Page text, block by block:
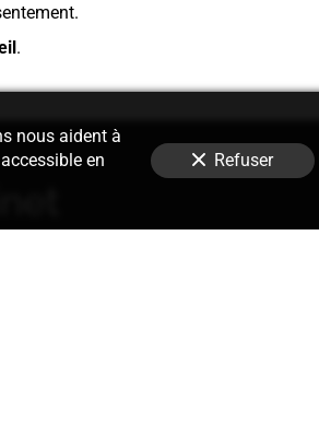
.
nous aident à
en
Refuser